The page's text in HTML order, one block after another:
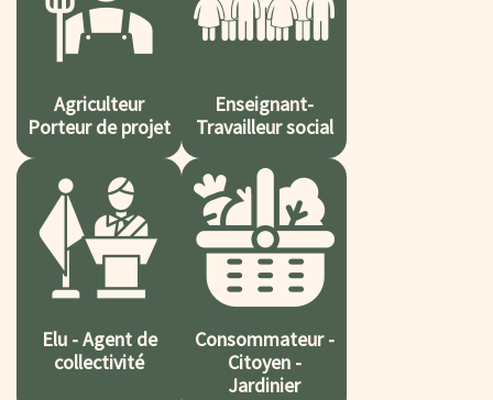
Agriculteur
Porteur de projet
Enseignant-
Travailleur social
Elu - Agent de
collectivité
Consommateur -
Citoyen -
Jardinier